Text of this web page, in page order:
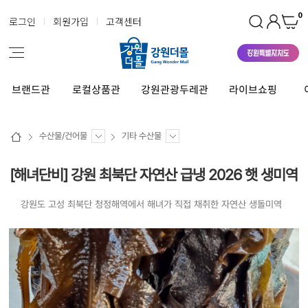
로그인 회원가입 고객센터 0
브랜드관 로컬상품관 강원관광두레관 라이브쇼핑
수산물/건어물 기타 수산물
[해녀단비] 강원 최북단 자연산 급냉 2026 햇 생미역
강원도 고성 최북단 청정해역에서 해녀가 직접 채취한 자연산 생돌미역